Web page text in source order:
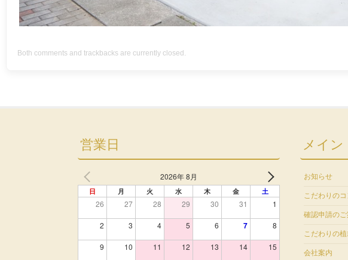
Both comments and trackbacks are currently closed.
営業日
2026年 8月
日 月 火 水 木 金 土
26 27 28 29 30 31 1
2 3 4 5 6 7 8
9 10 11 12 13 14 15
メイン
お知らせ
こだわりの
確認申請のご
こだわりの
会社案内